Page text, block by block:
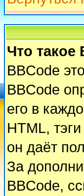
Что такое
BBCode
BBCode
его в
HTML,
он даёт
За
BBCode,